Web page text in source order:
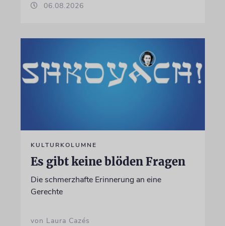
06.08.2026
KULTURKOLUMNE
Es gibt keine blöden Fragen
Die schmerzhafte Erinnerung an eine
Gerechte
von Laura Cazés